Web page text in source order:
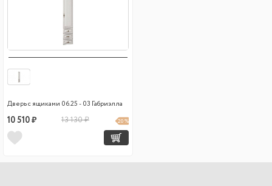
Дверь с ящиками 06.25 - 03 Габриэлла
10 510 ₽ 13 130 ₽ 20 %